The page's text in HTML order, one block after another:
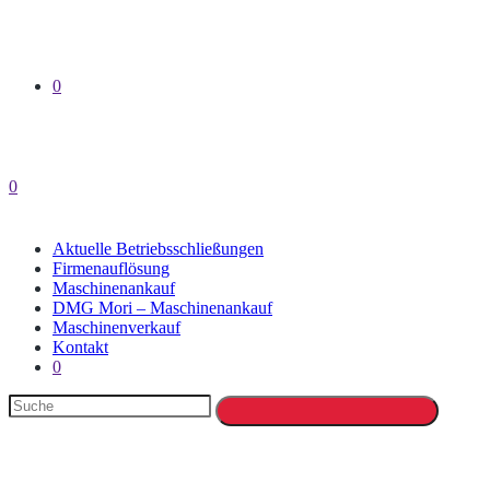
0
0
Aktuelle Betriebsschließungen
Firmenauflösung
Maschinenankauf
DMG Mori – Maschinenankauf
Maschinenverkauf
Kontakt
0